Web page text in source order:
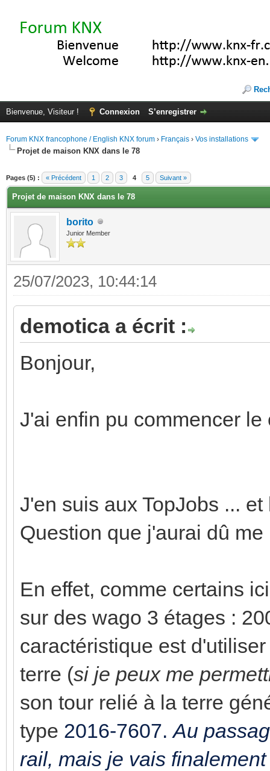
Bienvenue, Visiteur ! Connexion S’enregistrer
Forum KNX francophone / English KNX forum › Français › Vos installations
Projet de maison KNX dans le 78
Pages (5) : « Précédent 1 2 3 4 5 Suivant »
Projet de maison KNX dans le 78
borito
Junior Member
25/07/2023, 10:44:14
demotica a écrit :
Bonjour,
J'ai enfin pu commencer
J'en suis aux TopJobs ...
Question que j'aurai dû
En effet, comme certains
sur des wago 3 étages :
caractéristique est
terre (si je peux me
son tour relié à la terre
type 2016-7607.Au
rail, mais je vais